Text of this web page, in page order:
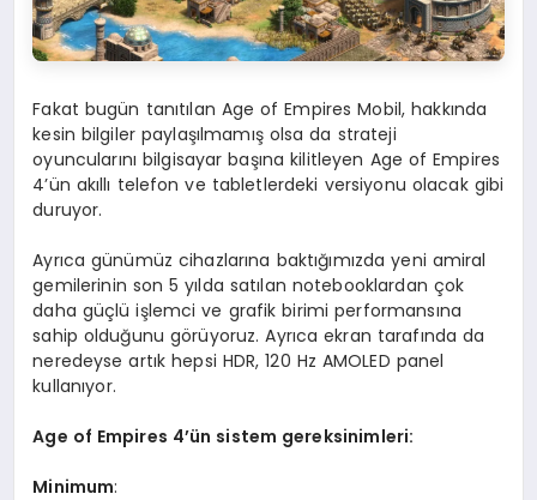
Fakat bugün tanıtılan Age of Empires Mobil, hakkında
kesin bilgiler paylaşılmamış olsa da strateji
oyuncularını bilgisayar başına kilitleyen Age of Empires
4’ün akıllı telefon ve tabletlerdeki versiyonu olacak gibi
duruyor.
Ayrıca günümüz cihazlarına baktığımızda yeni amiral
gemilerinin son 5 yılda satılan notebooklardan çok
daha güçlü işlemci ve grafik birimi performansına
sahip olduğunu görüyoruz. Ayrıca ekran tarafında da
neredeyse artık hepsi HDR, 120 Hz AMOLED panel
kullanıyor.
Age of Empires 4’ün sistem gereksinimleri:
Minimum: